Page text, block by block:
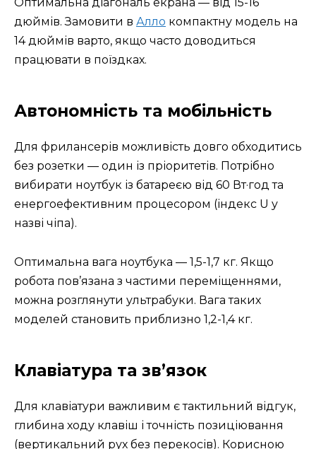
Оптимальна діагональ екрана — від 15-16
дюймів. Замовити в Алло компактну модель на
14 дюймів варто, якщо часто доводиться
працювати в поїздках.
Автономність та мобільність
Для фрилансерів можливість довго обходитись
без розетки — один із пріоритетів. Потрібно
вибирати ноутбук із батареєю від 60 Вт·год та
енергоефективним процесором (індекс U у
назві чіпа).
Оптимальна вага ноутбука — 1,5-1,7 кг. Якщо
робота пов’язана з частими переміщеннями,
можна розглянути ультрабуки. Вага таких
моделей становить приблизно 1,2-1,4 кг.
Клавіатура та зв’язок
Для клавіатури важливим є тактильний відгук,
глибина ходу клавіш і точність позиціювання
(вертикальний рух без перекосів). Корисною